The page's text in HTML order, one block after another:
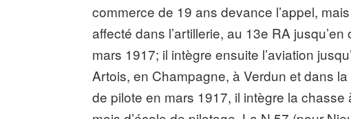
commerce de 19 ans devance l’appel,
affecté dans l’artillerie, au 13e RA
mars 1917; il intègre ensuite l’aviation
Artois, en Champagne, à Verdun et dans
de pilote en mars 1917, il intègre la chasse